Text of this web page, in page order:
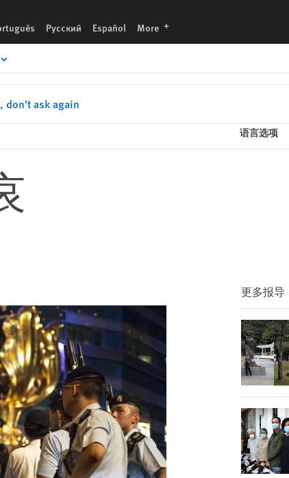
Русский Español More languages
don't ask again
语言选项
更多报导